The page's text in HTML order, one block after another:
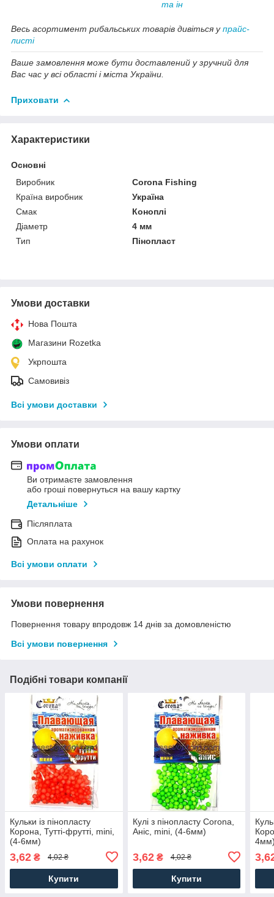
та ін
Весь асортимент рибальських товарів дивіться упрайс-
листі
Ваше замовлення може бути доставлений у зручний для
Вас час у всі області і міста України.
Приховати
Характеристики
Основні
Виробник
Corona Fishing
Країна виробник
Україна
Смак
Коноплі
Діаметр
4 мм
Тип
Пінопласт
Умови доставки
Нова Пошта
Магазини Rozetka
Укрпошта
Самовивіз
Всі умови доставки
Умови оплати
Ви отримаєте замовлення
або гроші повернуться на вашу картку
Детальніше
Післяплата
Оплата на рахунок
Всі умови оплати
Умови повернення
Повернення товару впродовж 14 днів за домовленістю
Всі умови повернення
Подібні товари компанії
Кульки із пінопласту
Корона, Тутті-фрутті, mini,
(4-6мм)
3,62 ₴ 4,02 ₴
Купити
Кулі з пінопласту Corona,
Аніс, mini, (4-6мм)
3,62₴ 4,02 ₴
Купити